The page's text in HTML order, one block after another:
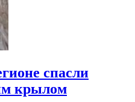
спасли
крылом